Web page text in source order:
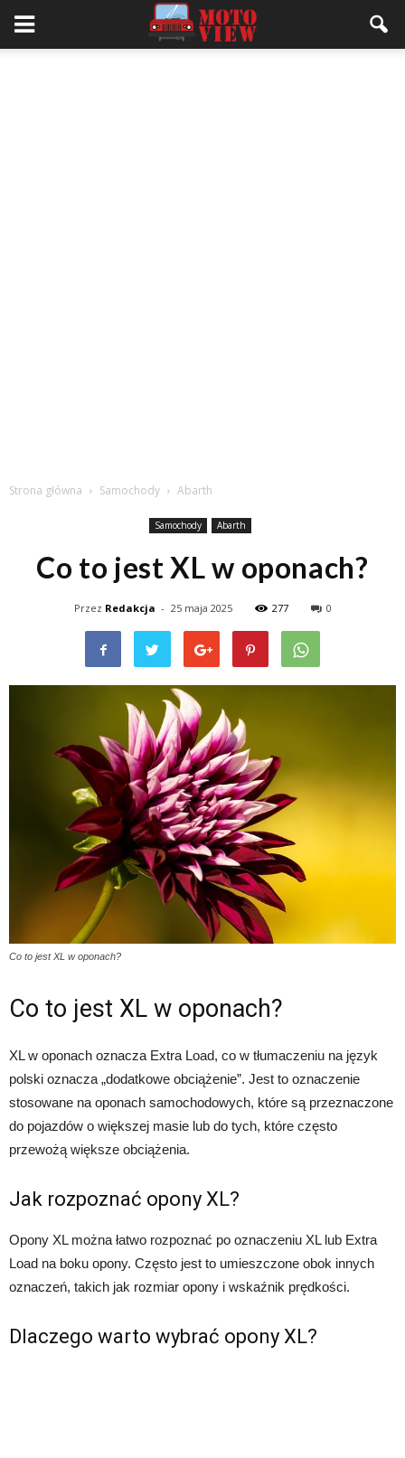
Strona główna Samochody Abarth
Samochody Abarth
Co to jest XL w oponach?
Przez Redakcja - 25 maja 2025 277 0
Co to jest XL w oponach?
Co to jest XL w oponach?
XL w oponach oznacza Extra Load, co w tłumaczeniu na język
polski oznacza „dodatkowe obciążenie”. Jest to oznaczenie
stosowane na oponach samochodowych, które są przeznaczone
do pojazdów o większej masie lub do tych, które często
przewożą większe obciążenia.
Jak rozpoznać opony XL?
Opony XL można łatwo rozpoznać po oznaczeniu XL lub Extra
Load na boku opony. Często jest to umieszczone obok innych
oznaczeń, takich jak rozmiar opony i wskaźnik prędkości.
Dlaczego warto wybrać opony XL?